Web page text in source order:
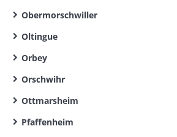
Obermorschwiller
Oltingue
Orbey
Orschwihr
Ottmarsheim
Pfaffenheim